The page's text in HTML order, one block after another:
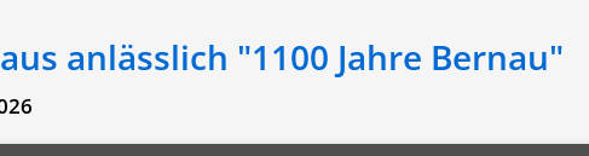
anlässlich "1100 Jahre Bernau"